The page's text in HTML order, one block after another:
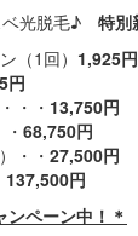
ベ光脱毛♪ 特別
（1回）
円
・・
68,750円
・・
137,500円
ンペーン中！＊